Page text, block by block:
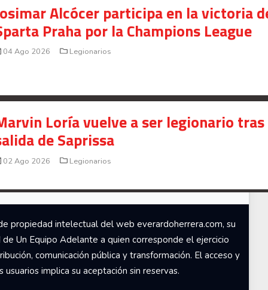
Señal en vivo:
Radio Actual
FM
Alcócer participa en la victoria
Praha por la Champions League
04 Ago 2026 Legionarios
Loría vuelve a ser legionario tras
de Saprissa
02 Ago 2026 Legionarios
propiedad intelectual del web everardoherrera.com, su
Un Equipo Adelante a quien corresponde el ejercicio
comunicación pública y transformación. El acceso y
implica su aceptación sin reservas.